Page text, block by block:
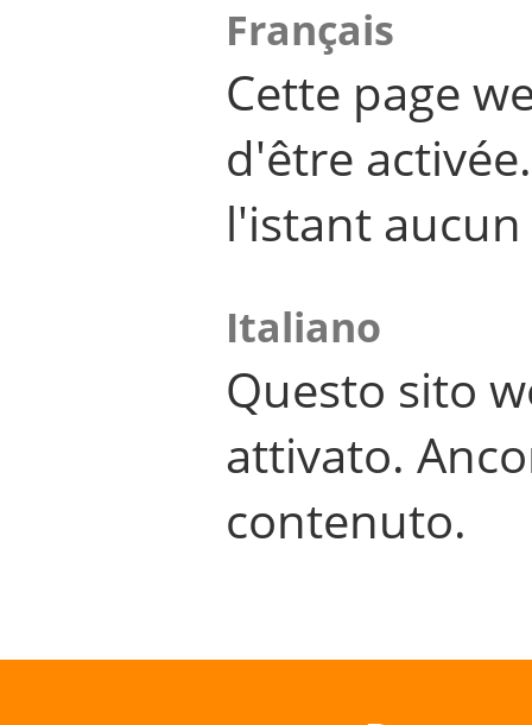
Français
Cette page
d'être
l'istant
Italiano
Questo sito
attivato.
contenuto.